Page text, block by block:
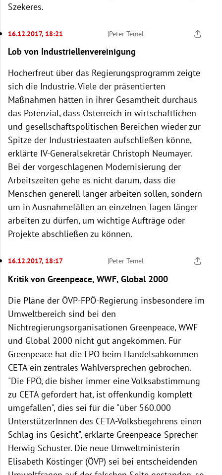
Szekeres.
16.12.2017, 18:21 |Peter Temel
Lob von Industriellenvereinigung
Hocherfreut über das Regierungsprogramm zeigte
sich die Industrie. Viele der präsentierten
Maßnahmen hätten in ihrer Gesamtheit durchaus
das Potenzial, dass Österreich in wirtschaftlichen
und gesellschaftspolitischen Bereichen wieder zur
Spitze der Industriestaaten aufschließen könne,
erklärte IV-Generalsekretär Christoph Neumayer.
Bei der vorgeschlagenen Modernisierung der
Arbeitszeiten gehe es nicht darum, dass die
Menschen generell länger arbeiten sollen, sondern
um in Ausnahmefällen an einzelnen Tagen länger
arbeiten zu dürfen, um wichtige Aufträge oder
Projekte abschließen zu können.
16.12.2017, 18:17 |Peter Temel
Kritik von Greenpeace, WWF, Global 2000
Die Pläne der ÖVP-FPÖ-Regierung insbesondere im
Umweltbereich sind bei den
Nichtregierungsorganisationen Greenpeace, WWF
und Global 2000 nicht gut angekommen. Für
Greenpeace hat die FPÖ beim Handelsabkommen
CETA ein zentrales Wahlversprechen gebrochen.
"Die FPÖ, die bisher immer eine Volksabstimmung
zu CETA gefordert hat, ist offenkundig komplett
umgefallen", dies sei für die "über 560.000
UnterstützerInnen des CETA-Volksbegehrens einen
Schlag ins Gesicht", erklärte Greenpeace-Sprecher
Herwig Schuster. Die neue Umweltministerin
Elisabeth Köstinger (ÖVP) sei bei entscheidenden